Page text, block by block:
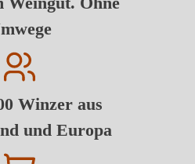
Winzer aus
und Europa